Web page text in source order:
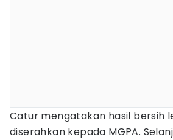
Catur mengatakan hasil bersih
diserahkan kepada MGPA.